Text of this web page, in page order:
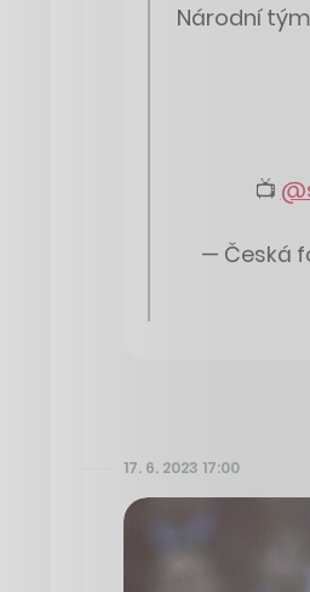
Národní
📺
— Česká
17. 6. 2023 17:00